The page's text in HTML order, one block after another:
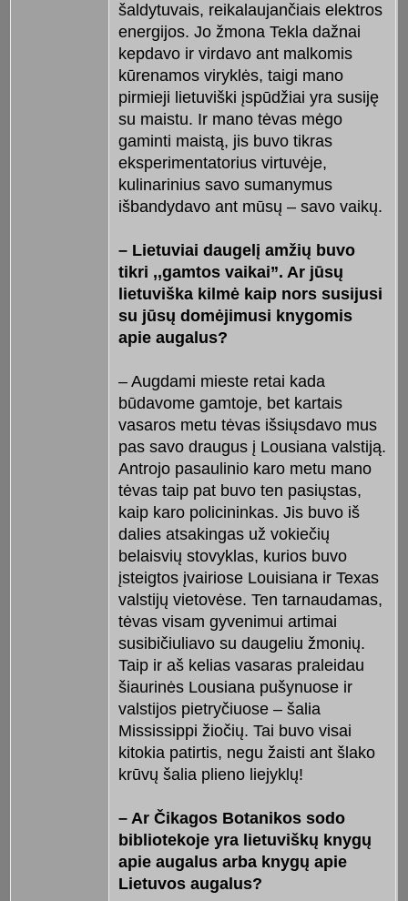
šaldytuvais, reikalaujančiais elektros
energijos. Jo žmona Tekla dažnai
kepdavo ir virdavo ant malkomis
kūrenamos viryklės, taigi mano
pirmieji lietuviški įspūdžiai yra susiję
su maistu. Ir mano tėvas mėgo
gaminti maistą, jis buvo tikras
eksperimentatorius virtuvėje,
kulinarinius savo sumanymus
išbandydavo ant mūsų – savo vaikų.
– Lietuviai daugelį amžių buvo
tikri ,,gamtos vaikai”. Ar jūsų
lietuviška kilmė kaip nors susijusi
su jūsų domėjimusi knygomis
apie augalus?
– Augdami mieste retai kada
būdavome gamtoje, bet kartais
vasaros metu tėvas išsiųsdavo mus
pas savo draugus į Lousiana valstiją.
Antrojo pasaulinio karo metu mano
tėvas taip pat buvo ten pasiųstas,
kaip karo policininkas. Jis buvo iš
dalies atsakingas už vokiečių
belaisvių stovyklas, kurios buvo
įsteigtos įvairiose Louisiana ir Texas
valstijų vietovėse. Ten tarnaudamas,
tėvas visam gyvenimui artimai
susibičiuliavo su daugeliu žmonių.
Taip ir aš kelias vasaras praleidau
šiaurinės Lousiana pušynuose ir
valstijos pietryčiuose – šalia
Mississippi žiočių. Tai buvo visai
kitokia patirtis, negu žaisti ant šlako
krūvų šalia plieno liejyklų!
– Ar Čikagos Botanikos sodo
bibliotekoje yra lietuviškų knygų
apie augalus arba knygų apie
Lietuvos augalus?